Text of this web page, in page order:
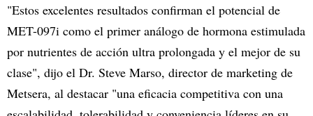
"Estos excelentes resultados confirman el potencial de
MET-097i como el primer análogo de hormona estimulada
por nutrientes de acción ultra prolongada y el mejor de su
clase", dijo el Dr. Steve Marso, director de marketing de
Metsera, al destacar "una eficacia competitiva con una